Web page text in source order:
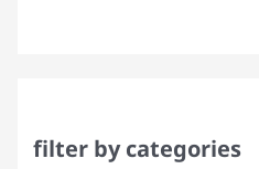
filter by categories